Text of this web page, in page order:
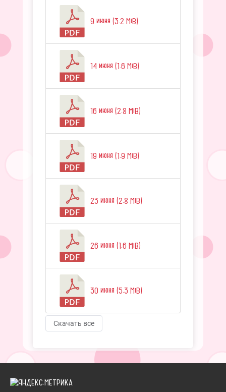
9 июня (3.2 MiB)
14 июня (1.6 MiB)
16 июня (2.8 MiB)
19 июня (1.9 MiB)
23 июня (2.8 MiB)
26 июня (1.6 MiB)
30 июня (5.3 MiB)
Скачать все